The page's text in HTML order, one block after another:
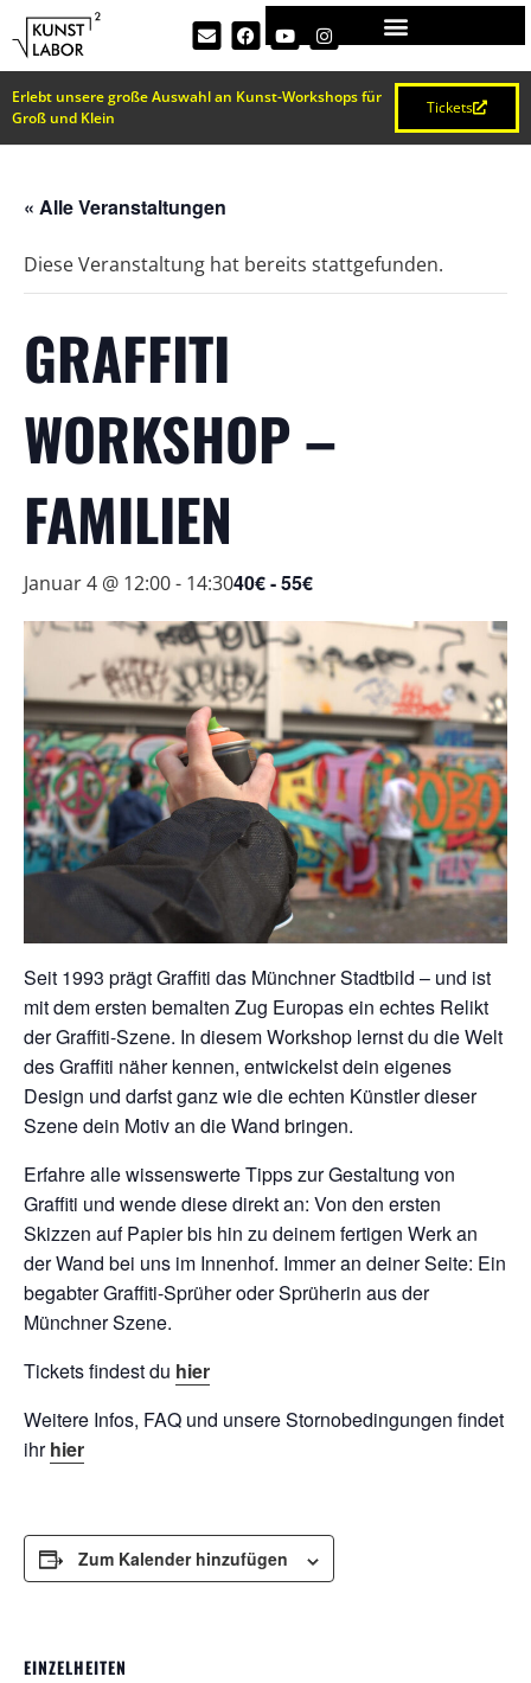
Erlebt unsere große Auswahl an Kunst-Workshops für
Groß und Klein
Tickets
« Alle Veranstaltungen
Diese Veranstaltung hat bereits stattgefunden.
GRAFFITI
WORKSHOP –
FAMILIEN
Januar 4 @ 12:00- 14:3040€ - 55€
Seit 1993 prägt Graffiti das Münchner Stadtbild – und ist
mit dem ersten bemalten Zug Europas ein echtes Relikt
der Graffiti-Szene. In diesem Workshop lernst du die Welt
des Graffiti näher kennen, entwickelst dein eigenes
Design und darfst ganz wie die echten Künstler dieser
Szene dein Motiv an die Wand bringen.
Erfahre alle wissenswerte Tipps zur Gestaltung von
Graffiti und wende diese direkt an: Von den ersten
Skizzen auf Papier bis hin zu deinem fertigen Werk an
der Wand bei uns im Innenhof. Immer an deiner Seite: Ein
begabter Graffiti-Sprüher oder Sprüherin aus der
Münchner Szene.
Tickets findest du hier
Weitere Infos, FAQ und unsere Stornobedingungen findet
ihrhier
Zum Kalender hinzufügen
EINZELHEITEN